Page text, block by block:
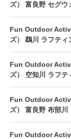
ズ） 富良野 セグウ
Fun Outdoor
ズ） 鵡川 ラフティ
Fun Outdoor
ズ） 空知川 ラフテ
Fun Outdoor
ズ） 富良野 布部川
Fun Outdoor